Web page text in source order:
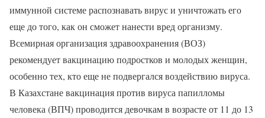
иммунной системе распознавать вирус и уничтожать его
еще до того, как он сможет нанести вред организму.
Всемирная организация здравоохранения (ВОЗ)
рекомендует вакцинацию подростков и молодых женщин,
особенно тех, кто еще не подвергался воздействию вируса.
В Казахстане вакцинация против вируса папилломы
человека (ВПЧ) проводится девочкам в возрасте от 11 до 13